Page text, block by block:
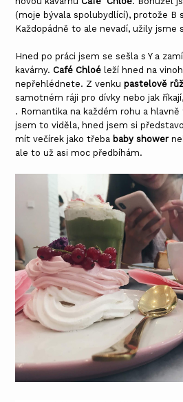
(moje bývala spolubydlící), protože B
Každopádně to ale nevadí, užily jsme
Hned po práci jsem se sešla s Y a
kavárny. Café Chloé leží hned na
nepřehlédnete. Z venkupastelově
samotném ráji pro dívky nebo jak
. Romantika na každém rohu a
jsem to viděla, hned jsem si
mít večírek jako třeba baby shower
ale to už asi moc předbíhám.